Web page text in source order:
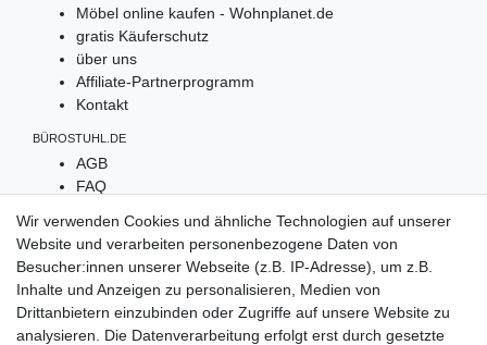
Möbel online kaufen - Wohnplanet.de
gratis Käuferschutz
über uns
Affiliate-Partnerprogramm
Kontakt
BÜROSTUHL.DE
AGB
FAQ
Datenschutz
Impressum
UNSERE ZAHLARTEN
Wir verwenden Cookies und ähnliche Technologien auf unserer
Website und verarbeiten personenbezogene Daten von
Besucher:innen unserer Webseite (z.B. IP-Adresse), um z.B.
Inhalte und Anzeigen zu personalisieren, Medien von
Drittanbietern einzubinden oder Zugriffe auf unsere Website zu
analysieren. Die Datenverarbeitung erfolgt erst durch gesetzte